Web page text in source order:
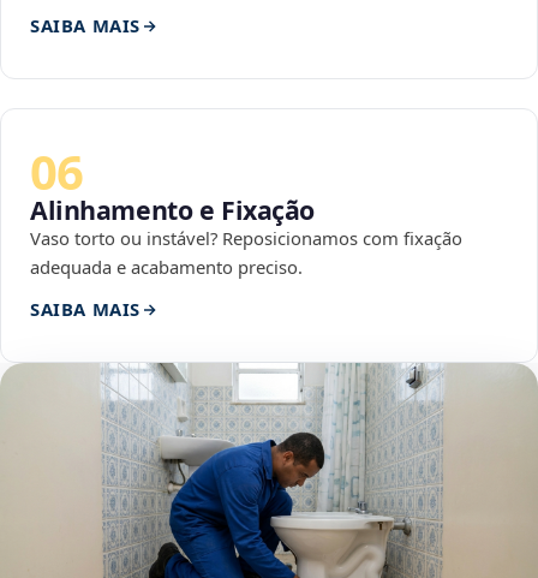
SAIBA MAIS
06
Alinhamento e Fixação
Vaso torto ou instável? Reposicionamos com fixação
adequada e acabamento preciso.
SAIBA MAIS